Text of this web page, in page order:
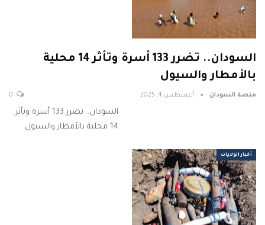
السودان.. تضرر 133 أسرة وتأثر 14 محلية
بالأمطار والسيول
منصة السودان أغسطس 4, 2025
السودان.. تضرر 133 أسرة وتأثر
14 محلية بالأمطار والسيول
أخبار الولايات